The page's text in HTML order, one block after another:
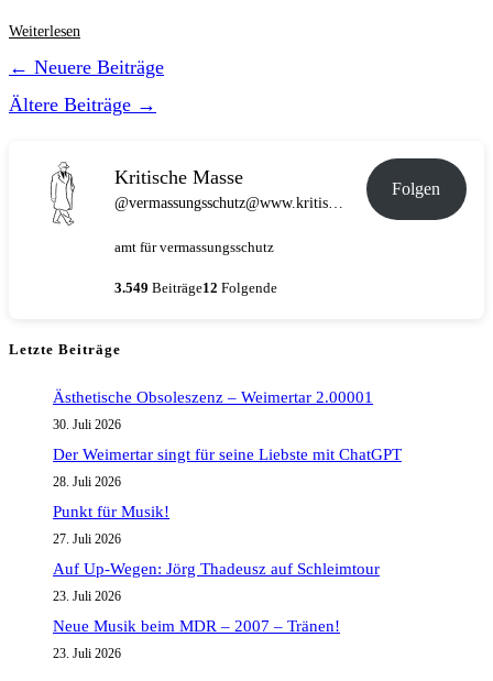
Weiterlesen
ihr
[2003]
← Neuere Beiträge
Ältere Beiträge →
Kritische Masse
Folgen
amt für vermassungsschutz
3.549 Beiträge12 Folgende
Letzte Beiträge
Ästhetische Obsoleszenz – Weimertar 2.00001
30. Juli 2026
Der Weimertar singt für seine Liebste mit ChatGPT
28. Juli 2026
Punkt für Musik!
27. Juli 2026
Auf Up-Wegen: Jörg Thadeusz auf Schleimtour
23. Juli 2026
Neue Musik beim MDR – 2007 – Tränen!
23. Juli 2026